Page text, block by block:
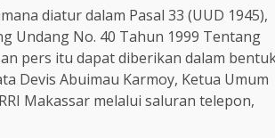
diatur dalam Pasal 33 (UUD 1945),
Undang No. 40 Tahun 1999 Tentang
pers itu dapat diberikan dalam
Devis Abuimau Karmoy, Ketua Umum
Makassar melalui saluran telepon,